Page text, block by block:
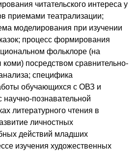
читательского интереса у
приемами театрализации;
моделирования при изучении
процесс формирования
фольклоре (на
коми) посредством сравнительно-
специфика
обучающихся с ОВЗ и
познавательной
литературного чтения в
личностных
действий младших
изучения художественных